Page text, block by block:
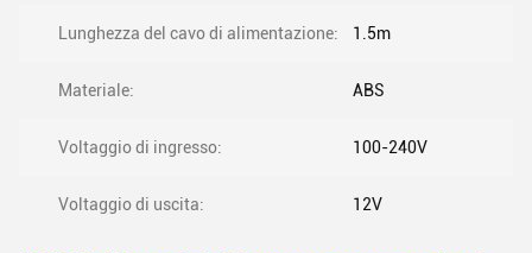
Lunghezza del cavo di alimentazione: 1.5m
Materiale: ABS
Voltaggio di ingresso: 100-240V
Voltaggio di uscita: 12V